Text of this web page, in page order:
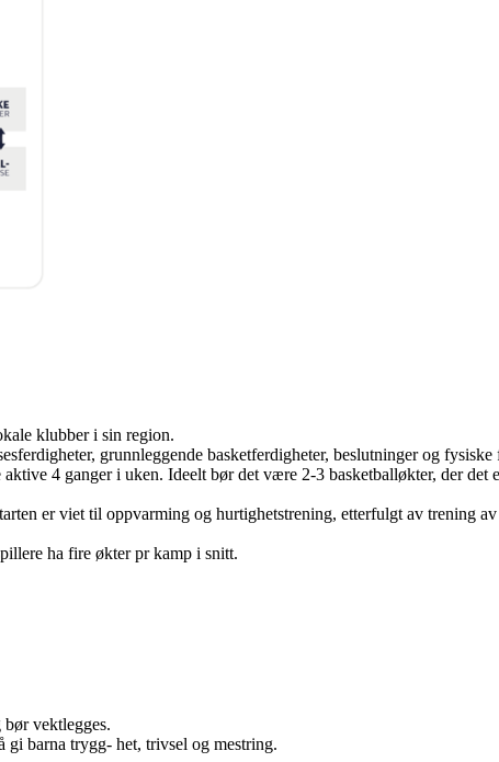
klubber i sin region.
grunnleggende basketferdigheter, beslutninger og fysiske
4 ganger i uken. Ideelt bør det være 2-3 basketballøkter, der det
er viet til oppvarming og hurtighetstrening, etterfulgt av trening
ha fire økter pr kamp i snitt.
bør vektlegges.
gi barna trygg- het, trivsel og mestring.